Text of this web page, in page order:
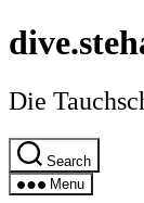
Skip
to
content
Die
Search
Menu